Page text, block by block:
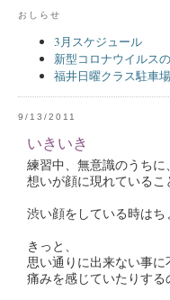
おしらせ
3月スケジュール
新型コロナウイルス
福井日曜クラス駐車場
9/13/2011
いきいき
練習中、無意識のうちに、
想いが顔に現れているこ
渋い顔をしている時はち
きっと、
思い通りに出来ない事に
痛みを感じていたりする